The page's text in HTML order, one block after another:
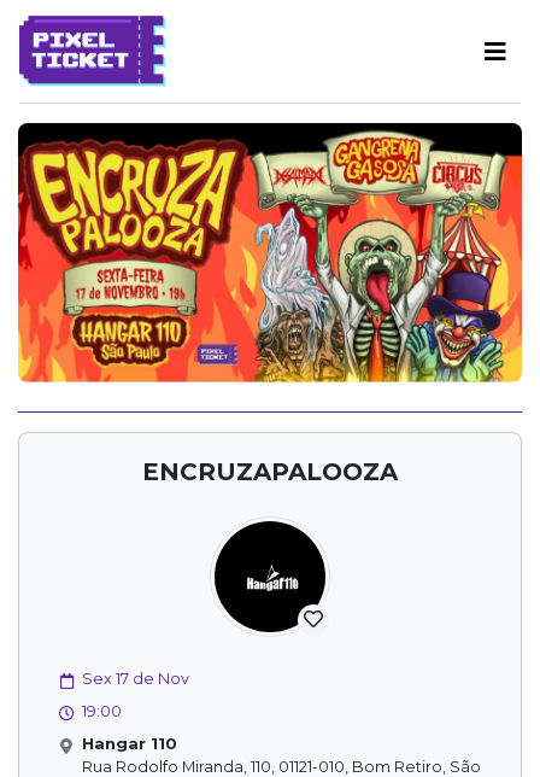
ENCRUZAPALOOZA
Sex 17 de Nov
19:00
Hangar 110
Rua Rodolfo Miranda, 110, 01121-010, Bom Retiro, São